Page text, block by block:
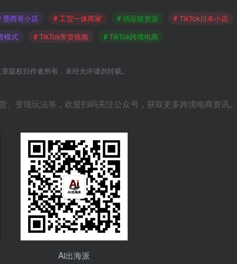
墨西哥小店 # 工贸一体商家 # 供应链资源
# TikTok日本小店
模式 # TikTok带货视频 # TikTok跨境电商
版权归作者所有，未经允许请勿转载。
变现玩法等，欢迎扫码关注公众号，获取更多跨境电商资讯。
Ai出海派